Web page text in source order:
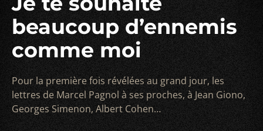
beaucoup d’ennemis
comme moi
Pour la première fois révélées au grand jour, les
lettres de Marcel Pagnol à ses proches, à Jean Giono,
Georges Simenon, Albert Cohen…